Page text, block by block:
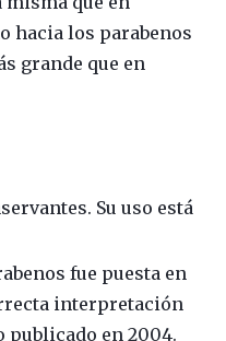
hacia los parabenos
grande que en
Su uso está
fue puesta en
interpretación
en 2004.